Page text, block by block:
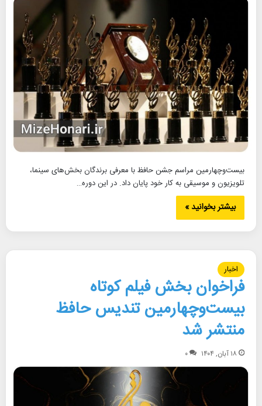
بیست‌وچهارمین مراسم جشن حافظ با معرفی برندگان بخش‌های سینما،
تلویزیون و موسیقی به کار خود پایان داد. در این دوره…
بیشتر بخوانید »
اخبار
فراخوان بخش فیلم کوتاه
بیست‌وچهارمین تندیس حافظ
منتشر شد
۱۸ آبان, ۱۴۰۴ ۰